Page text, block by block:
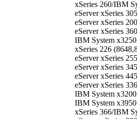
xSeries 260/IBM
eServer xSeries
eServer xSeries
eServer xSeries
IBM System
xSeries 226
eServer xSeries
eServer xSeries
eServer xSeries
eServer xSeries
IBM System
IBM System
xSeries 366/IBM